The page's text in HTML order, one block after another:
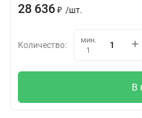
28 636 ₽ /шт.
Количество:
мин.
1
В